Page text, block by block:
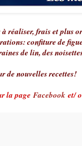
réaliser, frais et plus
confiture de
de lin, des
de nouvelles recettes!
la page Facebook et/